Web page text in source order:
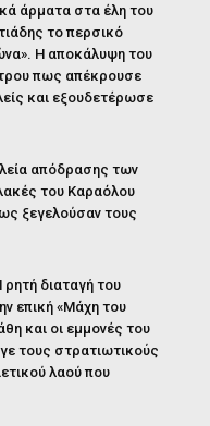
άρματα στα έλη του
το περσικό
Η αποκάλυψη του
πως απέκρουσε
και εξουδετέρωσε
απόδρασης των
του Καραόλου
ξεγελούσαν τους
διαταγή του
επική «Μάχη του
και οι εμμονές του
τους στρατιωτικούς
λαού που